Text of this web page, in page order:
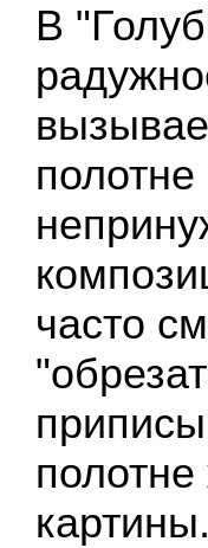
В
часто
картины.